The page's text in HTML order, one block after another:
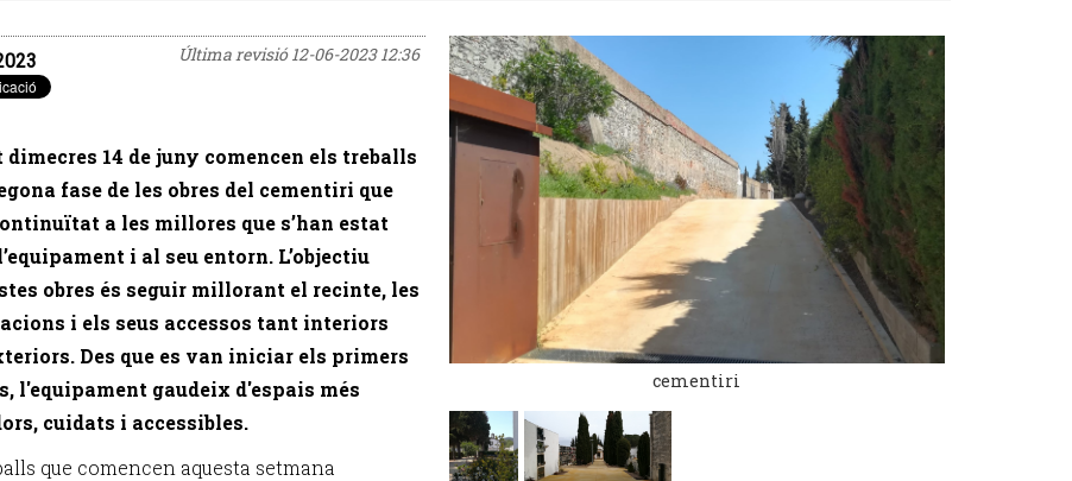
Última revisió12-06-2023 12:36
dimecres 14 de juny comencen els treballs
fase de les obres del cementiri que
a les millores que s’han estat
i al seu entorn. L’objectiu
obres és seguir millorant el recinte, les
i els seus accessos tant interiors
Des que es van iniciar els primers
l'equipament gaudeix d'espais més
cuidats i accessibles.
que comencen aquesta setmana
cementiri